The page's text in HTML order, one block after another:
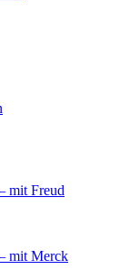
mit Freud
mit Merck